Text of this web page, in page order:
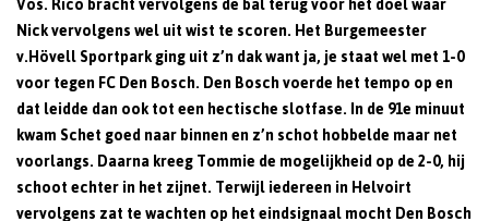
Nick vervolgens wel uit wist te scoren. Het Burgemeester
v.Hövell Sportpark ging uit z’n dak want ja, je staat wel met 1-0
voor tegen FC Den Bosch. Den Bosch voerde het tempo op en
dat leidde dan ook tot een hectische slotfase. In de 91e minuut
kwam Schet goed naar binnen en z’n schot hobbelde maar net
voorlangs. Daarna kreeg Tommie de mogelijkheid op de 2-0, hij
schoot echter in het zijnet. Terwijl iedereen in Helvoirt
vervolgens zat te wachten op het eindsignaal mocht Den Bosch